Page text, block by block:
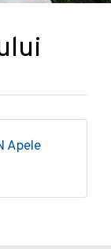
Apele